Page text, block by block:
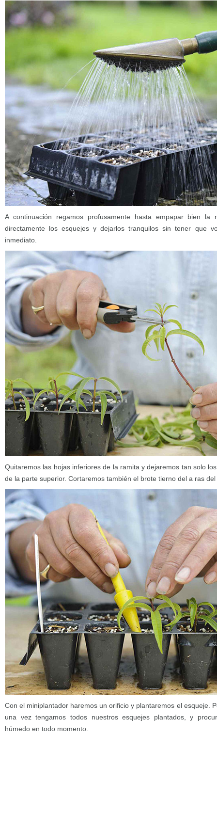
A continuación regamos profusamente hasta empapar bien la
directamente los esquejes y dejarlos tranquilos sin tener que
inmediato.
Quitaremos las hojas inferiores de la ramita y dejaremos tan solo
de la parte superior. Cortaremos también el brote tierno del a ras
Con el miniplantador haremos un orificio y plantaremos el esqueje.
una vez tengamos todos nuestros esquejes plantados, y
húmedo en todo momento.